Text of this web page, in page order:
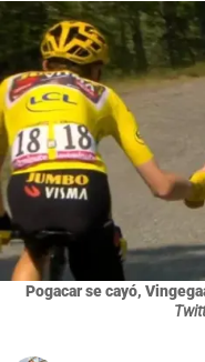
Pogacar se cayó,